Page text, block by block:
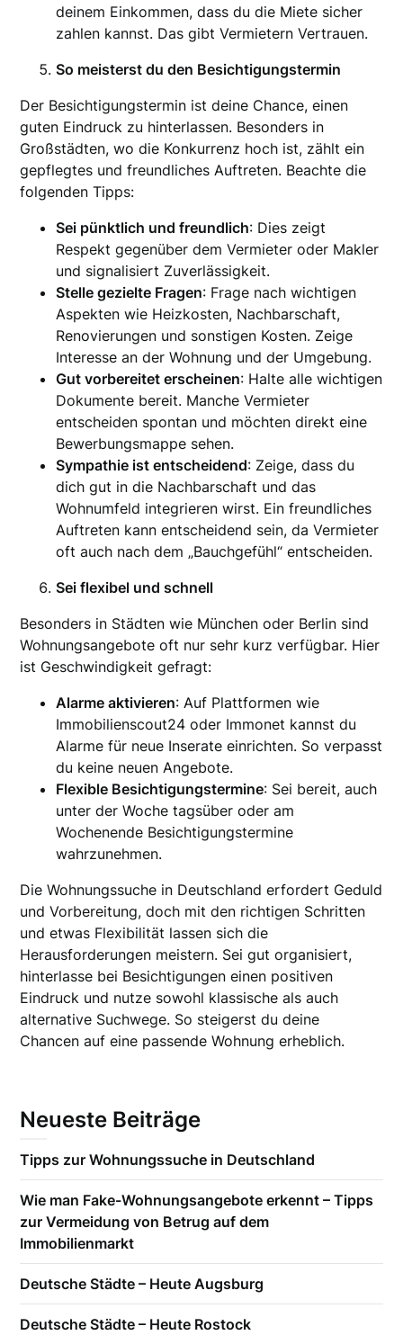
deinem Einkommen, dass du die Miete sicher
zahlen kannst. Das gibt Vermietern Vertrauen.
So meisterst du den Besichtigungstermin
Der Besichtigungstermin ist deine Chance, einen
guten Eindruck zu hinterlassen. Besonders in
Großstädten, wo die Konkurrenz hoch ist, zählt ein
gepflegtes und freundliches Auftreten. Beachte die
folgenden Tipps:
Sei pünktlich und freundlich: Dies zeigt
Respekt gegenüber dem Vermieter oder Makler
und signalisiert Zuverlässigkeit.
Stelle gezielte Fragen: Frage nach wichtigen
Aspekten wie Heizkosten, Nachbarschaft,
Renovierungen und sonstigen Kosten. Zeige
Interesse an der Wohnung und der Umgebung.
Gut vorbereitet erscheinen: Halte alle wichtigen
Dokumente bereit. Manche Vermieter
entscheiden spontan und möchten direkt eine
Bewerbungsmappe sehen.
Sympathie ist entscheidend: Zeige, dass du
dich gut in die Nachbarschaft und das
Wohnumfeld integrieren wirst. Ein freundliches
Auftreten kann entscheidend sein, da Vermieter
oft auch nach dem „Bauchgefühl“ entscheiden.
Sei flexibel und schnell
Besonders in Städten wie München oder Berlin sind
Wohnungsangebote oft nur sehr kurz verfügbar. Hier
ist Geschwindigkeit gefragt:
Alarme aktivieren: Auf Plattformen wie
Immobilienscout24 oder Immonet kannst du
Alarme für neue Inserate einrichten. So verpasst
du keine neuen Angebote.
Flexible Besichtigungstermine: Sei bereit, auch
unter der Woche tagsüber oder am
Wochenende Besichtigungstermine
wahrzunehmen.
Die Wohnungssuche in Deutschland erfordert Geduld
und Vorbereitung, doch mit den richtigen Schritten
und etwas Flexibilität lassen sich die
Herausforderungen meistern. Sei gut organisiert,
hinterlasse bei Besichtigungen einen positiven
Eindruck und nutze sowohl klassische als auch
alternative Suchwege. So steigerst du deine
Chancen auf eine passende Wohnung erheblich.
Neueste Beiträge
Tipps zur Wohnungssuche in Deutschland
Wie man Fake-Wohnungsangebote erkennt – Tipps
zur Vermeidung von Betrug auf dem
Immobilienmarkt
Deutsche Städte – Heute Augsburg
Deutsche Städte – Heute Rostock